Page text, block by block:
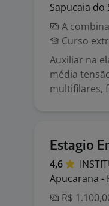
Sapucaia do
A
Curso
Auxiliar na
média
multifilares,
Estagio
4,6
Apucarana -
R$